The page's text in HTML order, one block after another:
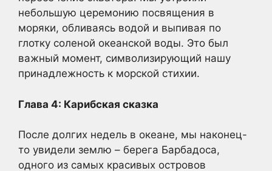
небольшую церемонию посвящения в
моряки, обливаясь водой и выпивая по
глотку соленой океанской воды. Это был
важный момент, символизирующий нашу
принадлежность к морской стихии.
Глава 4: Карибская сказка
После долгих недель в океане, мы наконец-
то увидели землю – берега Барбадоса,
одного из самых красивых островов